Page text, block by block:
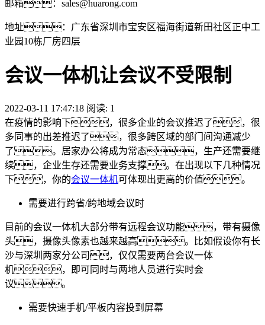
邮箱：sales@huarong.com
地址：广东省深圳市宝安区福海街道新田社区正中工
业园10栋厂房四层
会议一体机让会议不受限制
2022-03-11 17:47:18 阅读: 1
在疫情的影响下，很多企业的会议推迟了，很
多同事的出差推迟了，很多跨区域的部门间沟通减少
了。居家办公将成为常态，生产还需要继
续，企业生存还需要业务支撑。在出现以下几种情况
下，你的会议一体机可体现出更高的价值。
需要进行跨省/跨地域会议时
目前的会议一体机大部分带有远程会议功能，带有摄像
头，摄像头像素也越来越高。比如假设你有长
沙与深圳两家分公司，仅仅需要两台会议一体
机，即可同时与两地人员进行实时会
议。
需要快速手机/平板内容投到屏幕